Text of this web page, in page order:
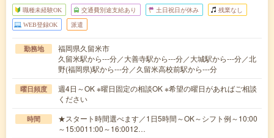
職種未経験OK 交通費別途支給あり 土日祝日が休み 残業なし
WEB登録OK 派遣
勤務地
福岡県久留米市
久留米駅から---分／大善寺駅から---分／大城駅から---分／北
野(福岡県)駅から---分／久留米高校前駅から---分
曜日頻度
週4日～OK ※曜日固定の相談OK ※希望の曜日があればご相談
ください
時間
★スタート時間選べます／1日5時間～OK～シフト例～10:00
～15:0011:00～16:0012…